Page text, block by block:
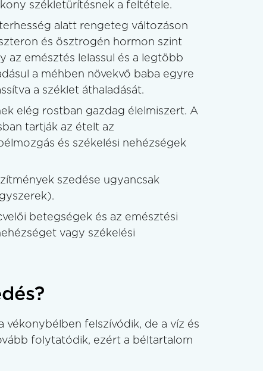
székletürítésnek a feltétele.
alatt rengeteg változáson
és ösztrogén hormon szint
az emésztés lelassul és a legtöbb
a méhben növekvő baba egyre
a széklet áthaladását.
elég rostban gazdag élelmiszert. A
tartják az ételt az
és székelési nehézségek
szedése ugyancsak
betegségek és az emésztési
vagy székelési
vékonybélben felszívódik, de a víz és
folytatódik, ezért a béltartalom